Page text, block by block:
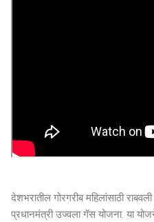
देशभरातील गोरगरीब महिलांसाठी
प्रधानमंत्री उज्वला गॅस योजना. या